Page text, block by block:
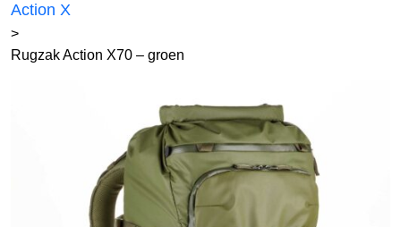
Action X
>
Rugzak Action X70 – groen